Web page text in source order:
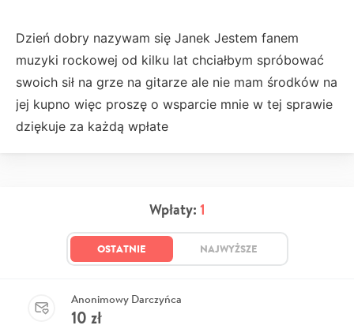
Dzień dobry nazywam się Janek Jestem fanem
muzyki rockowej od kilku lat chciałbym spróbować
swoich sił na grze na gitarze ale nie mam środków na
jej kupno więc proszę o wsparcie mnie w tej sprawie
dziękuje za każdą wpłate
Wpłaty: 1
OSTATNIE NAJWYŻSZE
Anonimowy Darczyńca
10 zł